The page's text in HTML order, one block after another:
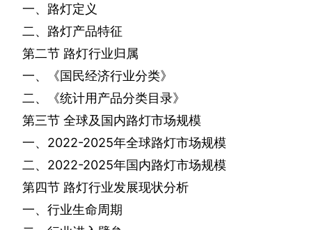
一、路灯定义
二、路灯产品特征
第二节 路灯行业归属
一、《国民经济行业分类》
二、《统计用产品分类目录》
第三节 全球及国内路灯市场规模
一、 2022-2025年全球路灯市场规模
二、 2022-2025年国内路灯市场规模
第四节 路灯行业发展现状分析
一、行业生命周期